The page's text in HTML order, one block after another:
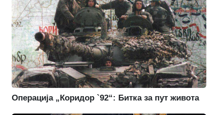
Операција „Коридор `92“: Битка за пут живота